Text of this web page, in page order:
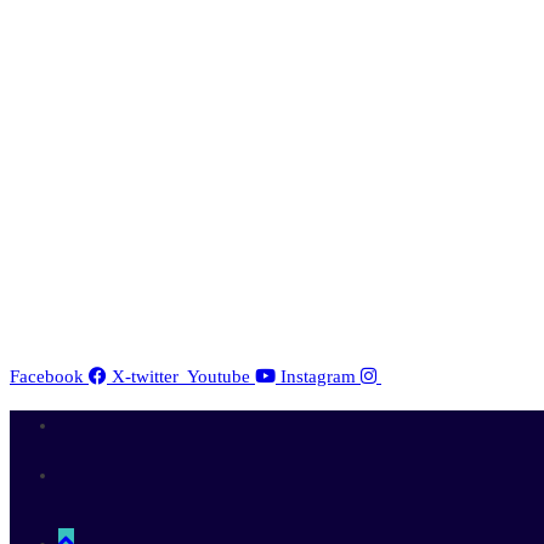
Facebook X-twitter Youtube Instagram